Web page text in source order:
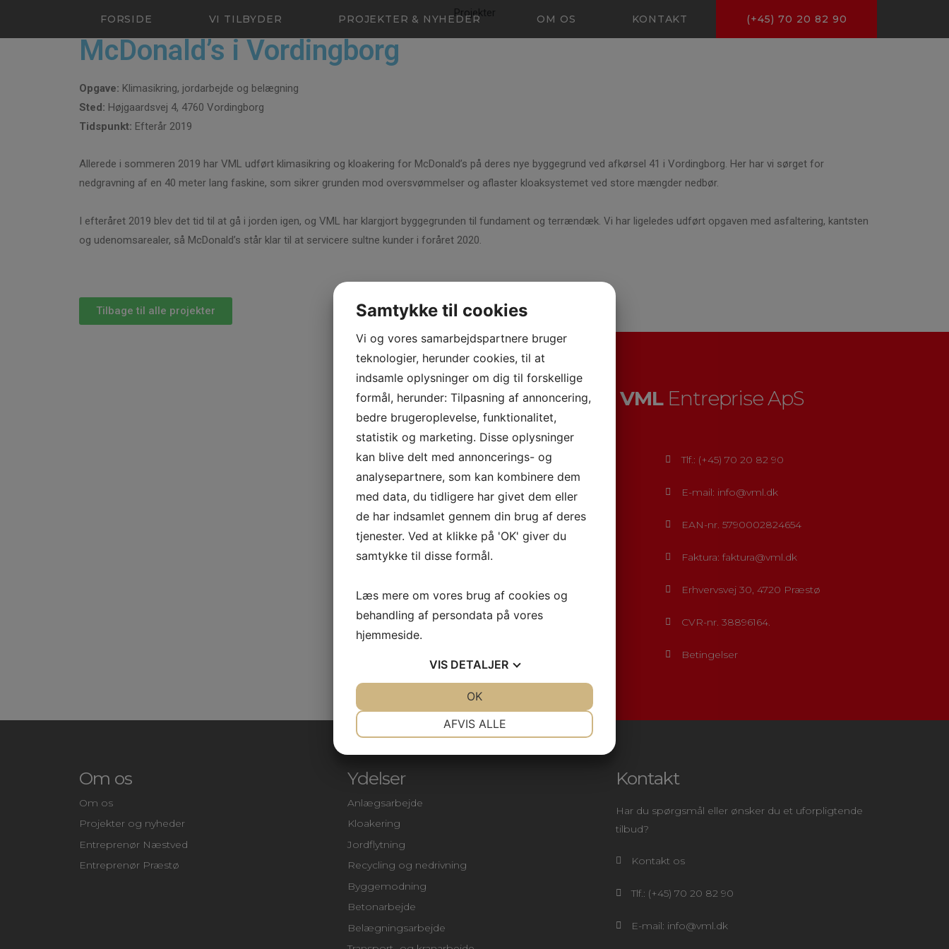
FORSIDE VI TILBYDER PROJEKTER & NYHEDER OM OS KONTAKT (+45) 70 20 82 90
Projekter
McDonald’s i Vordingborg
Opgave: Klimasikring, jordarbejde og belægning
Sted: Højgaardsvej 4, 4760 Vordingborg
Tidspunkt: Efterår 2019
Allerede i sommeren 2019 har VML udført klimasikring og kloakering for McDonald’s på deres nye byggegrund ved afkørsel 41 i Vordingborg. Her har vi sørget for
nedgravning af en 40 meter lang faskine, som sikrer grunden mod oversvømmelser og aflaster kloaksystemet ved store mængder nedbør.
I efteråret 2019 blev det tid til at gå i jorden igen, og VML har klargjort byggegrunden til fundament og terrændæk. Vi har ligeledes udført opgaven med asfaltering, kantsten
og udenomsarealer, så McDonald’s står klar til at servicere sultne kunder i foråret 2020.
Tilbage til alle projekter
VMLEntreprise ApS
Tlf.: (+45) 70 20 82 90
E-mail: info@vml.dk
EAN-nr. 5790002824654
Faktura: faktura@vml.dk
Erhvervsvej 30, 4720 Præstø
CVR-nr. 38896164.
Betingelser
Om os
Om os
Projekter og nyheder
Entreprenør Næstved
Entreprenør Præstø
Ydelser
Anlægsarbejde
Kloakering
Jordflytning
Recycling og nedrivning
Byggemodning
Betonarbejde
Belægningsarbejde
Kontakt
Har du spørgsmål eller ønsker du et uforpligtende
tilbud?
Kontakt os
Tlf.: (+45) 70 20 82 90
E-mail: info@vml.dk
Samtykke til cookies
Vi og vores samarbejdspartnere bruger
teknologier, herunder cookies, til at
indsamle oplysninger om dig til forskellige
formål, herunder: Tilpasning af annoncering,
bedre brugeroplevelse, funktionalitet,
statistik og marketing. Disse oplysninger
kan blive delt med annoncerings- og
analysepartnere, som kan kombinere dem
med data, du tidligere har givet dem eller
de har indsamlet gennem din brug af deres
tjenester. Ved at klikke på 'OK' giver du
samtykke til disse formål.
Læs mere om vores brug af cookies og
behandling af persondata på vores
hjemmeside.
VIS DETALJER
AFVIS ALLE
OK